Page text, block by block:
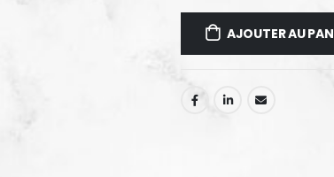
AJOUTER AU